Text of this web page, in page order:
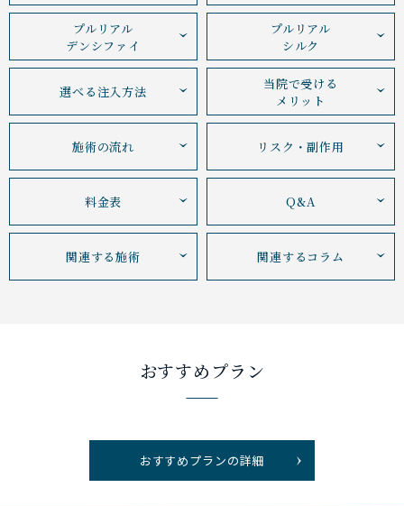
プルリアル
デンシファイ
プルリアル
シルク
選べる注入方法
当院で受ける
メリット
施術の流れ リスク・副作用
料金表 Q&A
関連する施術 関連するコラム
おすすめプラン
おすすめプランの詳細